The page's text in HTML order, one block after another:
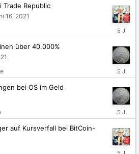
2021
Republic
16, 2021
Juni
16,
2021
über 40.000%
Juni
4,
2021
bei OS im Geld
Mai
7,
2021
auf Kursverfall bei BitCoin-
April